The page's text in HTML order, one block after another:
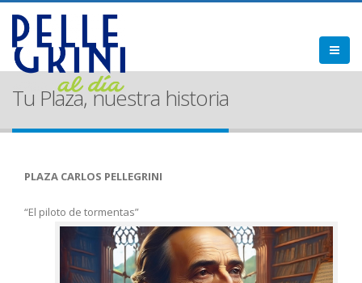
Tu Plaza, nuestra historia
PLAZA CARLOS PELLEGRINI
“El piloto de tormentas”